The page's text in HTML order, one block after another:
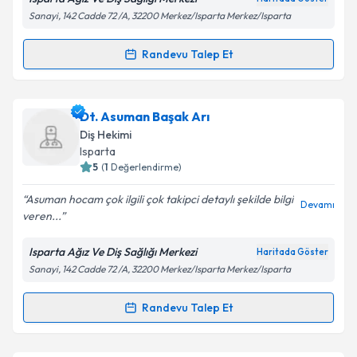
Kişisel verilerimin işlenmesine ilişkin
Metni'ni okudum ve kişisel verilerimin belirtilen
Takvim Talebini Gönder
Sanayi, 142 Cadde 72 /A, 32200 Merkez/Isparta Merkez/Isparta
Randevu Talep Et
Randevu Takvimi Talebi
Dt. Melin Akkayaiçin randevu takvimi talebi
oluşturun. Size bu uzmandan randevu almanız için bir
takvim hazırlandığında e-posta ile bilgilendireceğiz.
Kişisel verilerimin işlenmesine ilişkin
Aydınlatma
Metni'ni okudum ve kişisel verilerimin belirtilen
kapsamda işlenmesini kabul ediyorum.
Dt. Asuman Başak Arı
Diş Hekimi
Isparta
5 (1 Değerlendirme)
Asuman hocam çok ilgili çok takipci detaylı şekilde bilgi
veren...
Devamı
Isparta Ağız Ve Diş Sağlığı Merkezi Haritada Göster
Sanayi, 142 Cadde 72 /A, 32200 Merkez/Isparta Merkez/Isparta
Randevu Talep Et
Randevu Takvimi Talebi